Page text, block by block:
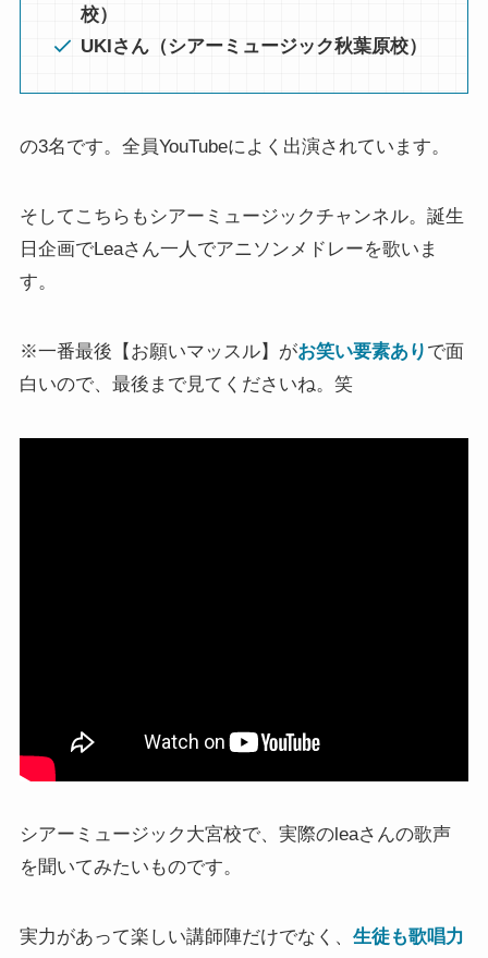
校）
UKIさん（シアーミュージック秋葉原校）
の3名です。全員YouTubeによく出演されています。
そしてこちらもシアーミュージックチャンネル。誕生
日企画でLeaさん一人でアニソンメドレーを歌いま
す。
※一番最後【お願いマッスル】がお笑い要素あり で面
白いので、最後まで見てくださいね。笑
シアーミュージック大宮校で、実際のleaさんの歌声
を聞いてみたいものです。
実力があって楽しい講師陣だけでなく、 生徒も歌唱力